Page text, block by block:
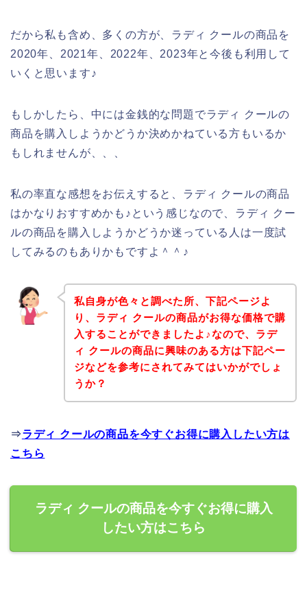
だから私も含め、多くの方が、ラディ クールの商品を
2020年、2021年、2022年、2023年と今後も利用して
いくと思います♪
もしかしたら、中には金銭的な問題でラディ クールの
商品を購入しようかどうか決めかねている方もいるか
もしれませんが、、、
私の率直な感想をお伝えすると、ラディ クールの商品
はかなりおすすめかも♪という感じなので、ラディ クー
ルの商品を購入しようかどうか迷っている人は一度試
してみるのもありかもですよ＾＾♪
私自身が色々と調べた所、下記ページよ
り、ラディ クールの商品がお得な価格で購
入することができましたよ♪なので、ラデ
ィ クールの商品に興味のある方は下記ペー
ジなどを参考にされてみてはいかがでしょ
うか？
⇒ラディ クールの商品を今すぐお得に購入したい方は
こちら
ラディ クールの商品を今すぐお得に購入
したい方はこちら